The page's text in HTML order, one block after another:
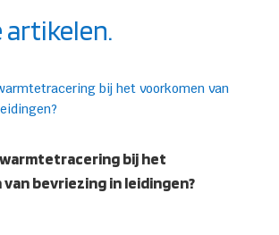
artikelen.
bij het
bevriezing in leidingen?